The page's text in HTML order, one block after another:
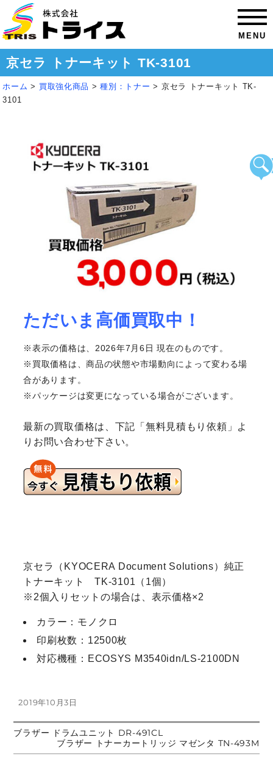
MENU
京セラ トナーキット TK-3101
ホーム > 買取強化商品 >種別：トナー > 京セラ トナーキット TK-
3101
ただいま高価買取中！
※表示の価格は、2026年7月6日 現在のものです。
※買取価格は、商品の状態や市場動向によって変わる場
合があります。
※パッケージは変更になっている場合がございます。
最新の買取価格は、下記「無料見積もり依頼」よ
りお問い合わせ下さい。
京セラ（KYOCERA Document Solutions）純正
トナーキット TK-3101（1個）
※2個入りセットの場合は、表示価格×2
カラー：モノクロ
印刷枚数：12500枚
対応機種：ECOSYS M3540idn/LS-2100DN
投
日:
2019年10月3日
投
前
投
ブラザー ドラムユニット DR-491CL
の
ブラザー トナーカートリッジ マゼンタ TN-493M